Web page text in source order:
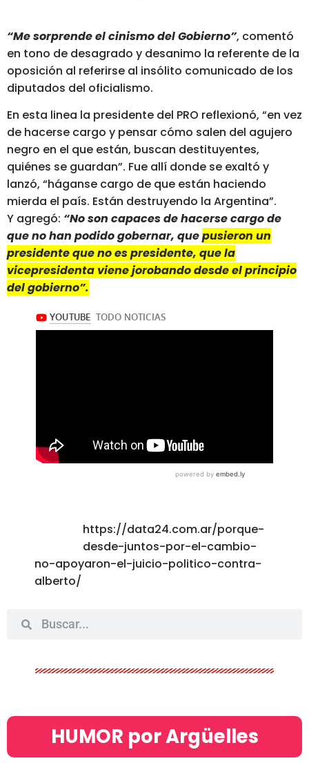
“Me sorprende el cinismo del Gobierno”, comentó
en tono de desagrado y desanimo la referente de la
oposición al referirse al insólito comunicado de los
diputados del oficialismo.
En esta linea la presidente del PRO reflexionó, “en vez
de hacerse cargo y pensar cómo salen del agujero
negro en el que están, buscan destituyentes,
quiénes se guardan”. Fue allí donde se exaltó y
lanzó, “háganse cargo de que están haciendo
mierda el país. Están destruyendo la Argentina”.
Y agregó: “No son capaces de hacerse cargo de
que no han podido gobernar, quepusieron un
presidente que no es presidente, que la
vicepresidenta viene jorobando desde el principio
del gobierno”.
https://data24.com.ar/porque-
desde-juntos-por-el-cambio-
no-apoyaron-el-juicio-politico-contra-
alberto/
HUMOR por Argüelles​